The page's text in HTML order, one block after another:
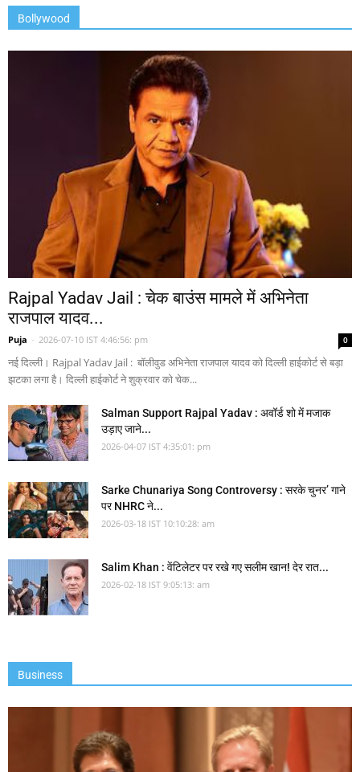
Bollywood
Rajpal Yadav Jail : चेक बाउंस मामले में अभिनेता
राजपाल यादव...
Puja - 2026-07-10 IST 4:46:56: pm 0
नई दिल्ली। Rajpal Yadav Jail : बॉलीवुड अभिनेता राजपाल यादव को दिल्ली हाईकोर्ट से बड़ा
झटका लगा है। दिल्ली हाईकोर्ट ने शुक्रवार को चेक...
Salman Support Rajpal Yadav : अवॉर्ड शो में मजाक
उड़ाए जाने...
2026-04-07 IST 4:35:01: pm
Sarke Chunariya Song Controversy : सरके चुनर’ गाने
पर NHRC ने...
2026-03-18 IST 10:10:28: am
Salim Khan : वेंटिलेटर पर रखे गए सलीम खान! देर रात...
2026-02-18 IST 9:05:13: am
Business